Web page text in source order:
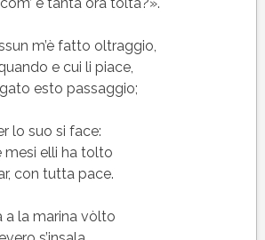
m’è fatto oltraggio,
e cui li piace,
esto passaggio;
lo suo si face:
mesi elli ha tolto
con tutta pace.
a la marina vòlto